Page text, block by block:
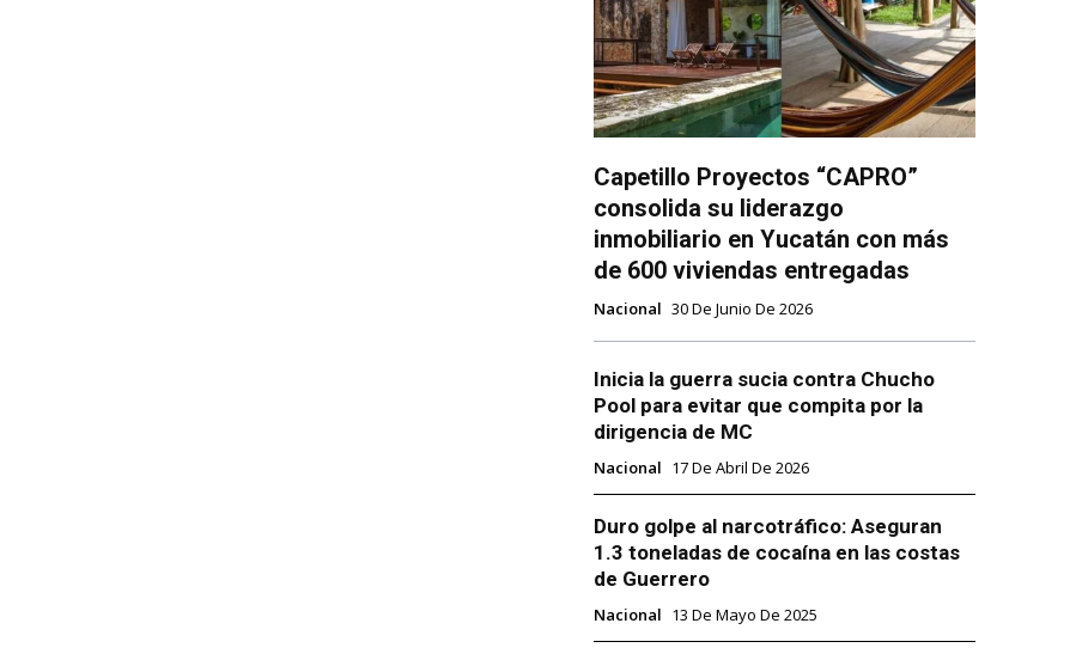
Capetillo Proyectos “CAPRO”
consolida su liderazgo
inmobiliario en Yucatán con más
de 600 viviendas entregadas
Nacional 30 De Junio De 2026
Inicia la guerra sucia contra Chucho
Pool para evitar que compita por la
dirigencia de MC
Nacional 17 De Abril De 2026
Duro golpe al narcotráfico: Aseguran
1.3 toneladas de cocaína en las costas
de Guerrero
Nacional 13 De Mayo De 2025